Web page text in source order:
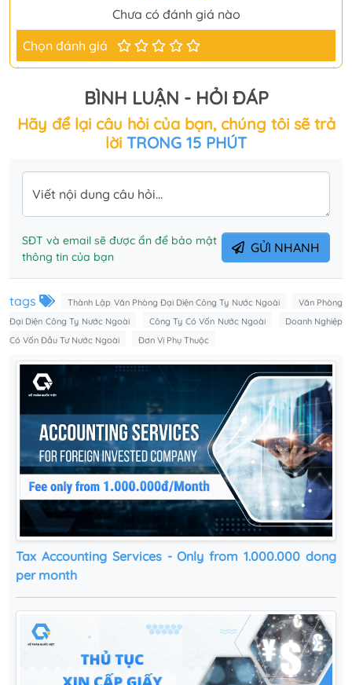
Chưa có đánh giá nào
Chọn đánh giá
BÌNH LUẬN - HỎI ĐÁP
Hãy để lại câu hỏi của bạn, chúng tôi sẽ trả
lời TRONG 15 PHÚT
Viết nội dung câu hỏi...
SĐT và email sẽ được ẩn để bảo mật
thông tin của bạn
GỬI NHANH
tags Thành Lập Văn Phòng Đại Diện Công Ty Nước Ngoài
Văn Phòng
Đại Diện Công Ty Nước Ngoài
Công Ty Có Vốn Nước Ngoài
Doanh Nghiệp
Có Vốn Đầu Tư Nước Ngoài
Đơn Vị Phụ Thuộc
Tax Accounting Services - Only from 1.000.000 dong
per month